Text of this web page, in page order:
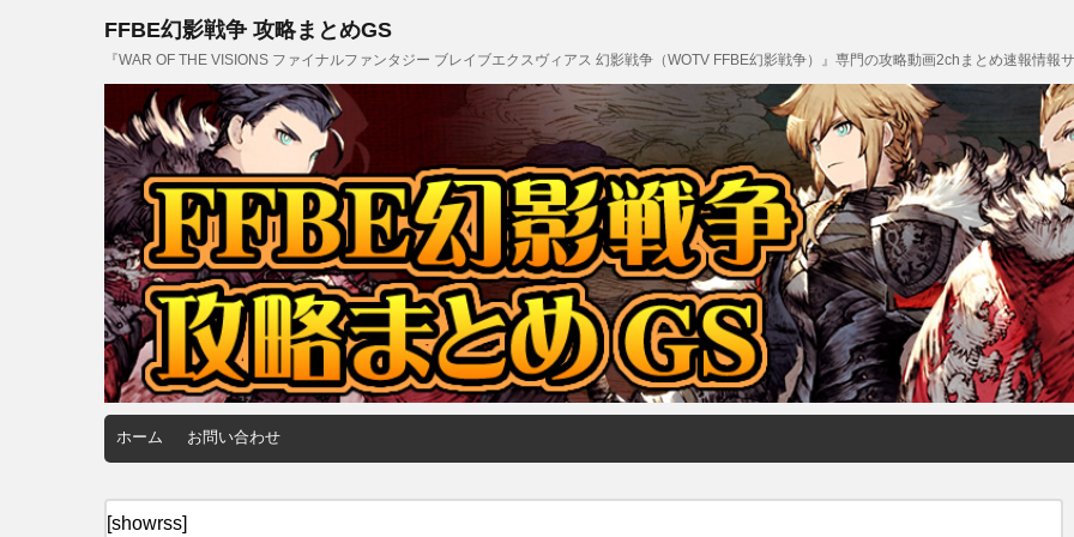
FFBE幻影戦争 攻略まとめGS
『WAR OF THE VISIONS ファイナルファンタジー ブレイブエクスヴィアス 幻影戦争（WOTV FFBE幻影戦争）』専門の攻略動画2chまとめ速報情報
ホーム お問い合わせ
[showrss]